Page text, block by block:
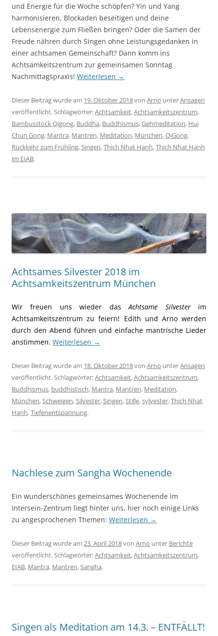
und Energie für die Woche schöpfen? Yin und Yang
harmonisieren, Blockaden beseitigen und deine
Lebensenergie zum Fließen bringen? Oder die Samen der
Freude nähren durch Singen ohne Leistungsgedanken in
einer achtsamen Gemeinschaft? Dann komm ins
Achtsamkeitszentrum zur gemeinsamen Sonntag
Nachmittagspraxis! Weiterlesen →
Dieser Beitrag wurde am 19. Oktober 2018von Arno unterAnsagen
veröffentlicht. Schlagwörter:Achtsamkeit,Achtsamkeitszentrum,
Bambusstock Qigong, Buddha, Buddhismus,Gehmeditation, Hui
Chun Gong, Mantra, Mantren, Meditation, München,QiGong,
Rückkehr zum Frühling,Singen,Thich Nhat Hanh,Thich Nhat Hanh
im EIAB.
Achtsames Silvester 2018 im
Achtsamkeitszentrum München
Wir freuen uns wieder dasAchtsame Silvesterim
Achtsamkeitszentrum zu feiern! Edith und Arno werden
durch den Abend führen und einfache mantrische Lieder
anstimmen. Weiterlesen →
Dieser Beitrag wurde am 18. Oktober 2018von Arno unterAnsagen
veröffentlicht. Schlagwörter:Achtsamkeit,Achtsamkeitszentrum,
Buddhismus, buddhistisch, Mantra, Mantren, Meditation,
München,Schweigen,Silvester,Singen,Stille,sylvester,Thich Nhat
Hanh,Tiefenentspannung.
Nachlese zum Sangha Wochenende
Ein wunderschönes gemeinsames Wochenende im
Intersein-Zentrum liegt hinter uns, hier noch einige Links
zu angesprochenen Themen: Weiterlesen →
Dieser Beitrag wurde am 23. April 2018von Arno unter Berichte
veröffentlicht. Schlagwörter:Achtsamkeit,Achtsamkeitszentrum,
EIAB, Mantra, Mantren,Sangha.
Singen als Meditation am 14.3. – ENTFÄLLT!